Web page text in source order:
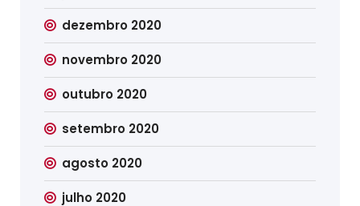
dezembro 2020
novembro 2020
outubro 2020
setembro 2020
agosto 2020
julho 2020